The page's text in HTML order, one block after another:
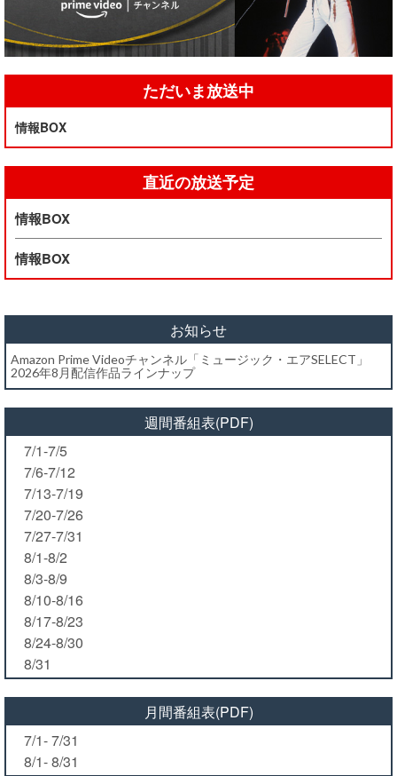
ただいま放送中
情報BOX
直近の放送予定
情報BOX
情報BOX
お知らせ
Amazon Prime Videoチャンネル「ミュージック・エアSELECT」
2026年8月配信作品ラインナップ
週間番組表(PDF)
7/1-7/5
7/6-7/12
7/13-7/19
7/20-7/26
7/27-7/31
8/1-8/2
8/3-8/9
8/10-8/16
8/17-8/23
8/24-8/30
8/31
月間番組表(PDF)
7/1- 7/31
8/1- 8/31